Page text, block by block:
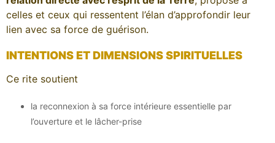
celles et ceux qui ressentent l’élan d’approfondir leur
lien avec sa force de guérison.
INTENTIONS ET DIMENSIONS SPIRITUELLES
Ce rite soutient
la reconnexion à sa force intérieure essentielle par
l’ouverture et le lâcher-prise